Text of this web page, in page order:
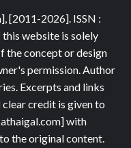
[2011-2026]. ISSN :
website is solely
the concept or design
permission. Author
Excerpts and links
credit is given to
with
the original content.